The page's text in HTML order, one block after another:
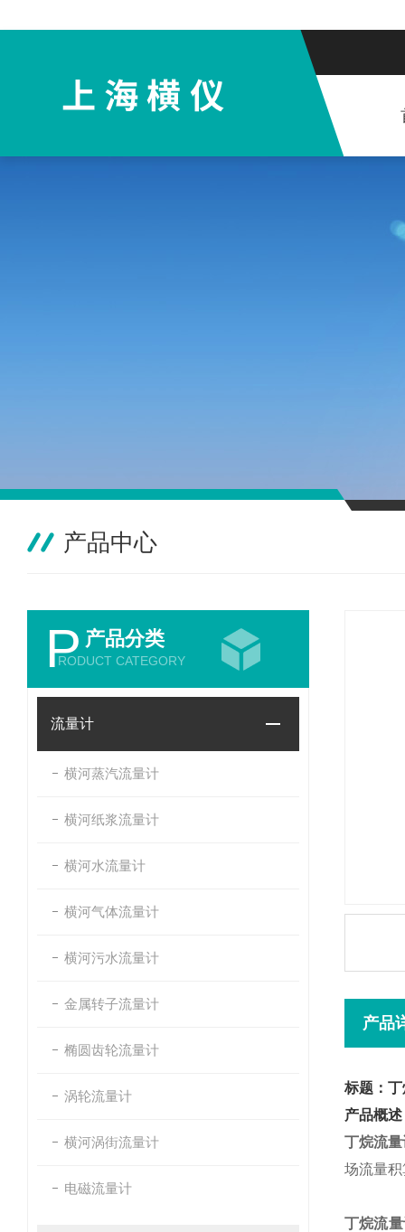
产品中心
P 产品分类
RODUCT CATEGORY
流量计
横河蒸汽流量计
横河纸浆流量计
横河水流量计
横河气体流量计
横河污水流量计
金属转子流量计
椭圆齿轮流量计
涡轮流量计
横河涡街流量计
电磁流量计
产品
标题：
产品概述
丁烷流
场流量
丁烷流